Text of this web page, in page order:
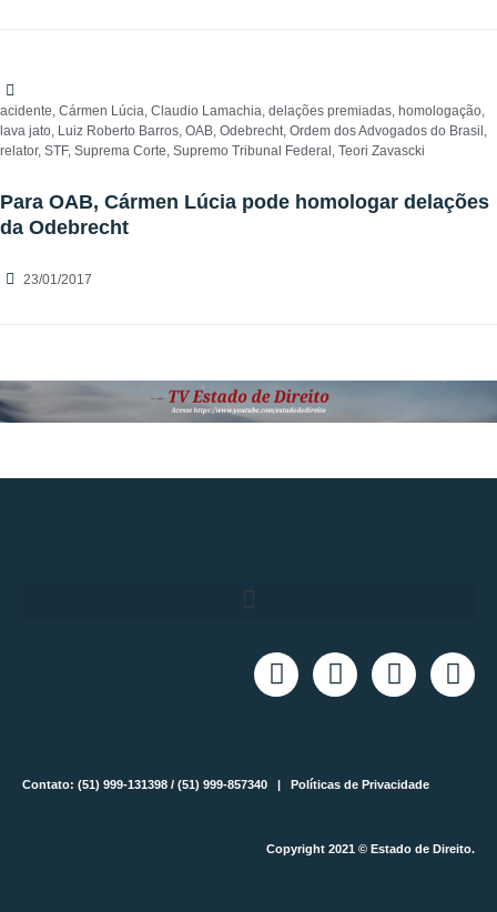
acidente, Cármen Lúcia, Claudio Lamachia, delações premiadas, homologação,
lava jato, Luiz Roberto Barros, OAB, Odebrecht, Ordem dos Advogados do Brasil ,
relator, STF, Suprema Corte, Supremo Tribunal Federal , Teori Zavascki
Para OAB, Cármen Lúcia pode homologar delações
da Odebrecht
23/01/2017
Contato: (51) 999-131398 / (51) 999-857340 | Políticas de Privacidade
Copyright 2021 © Estado de Direito.